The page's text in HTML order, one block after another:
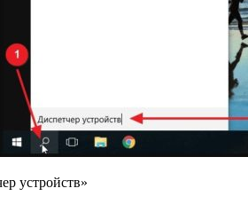
устройств»